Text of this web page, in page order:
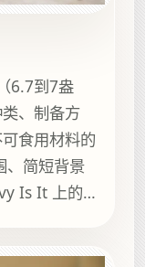
6.7到7盎
、制备方
食用材料的
、简短背景
Is It 上的